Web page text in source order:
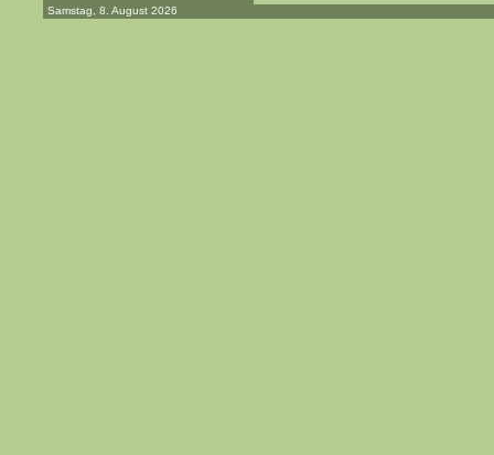
Samstag, 8. August 2026